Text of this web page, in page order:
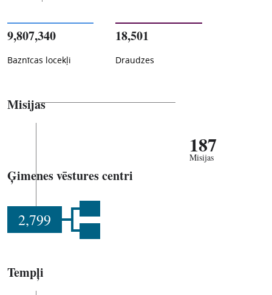
9,807,340
Baznīcas locekļi
18,501
Draudzes
Misijas
187
Misijas
Ģimenes vēstures centri
2,799
Tempļi